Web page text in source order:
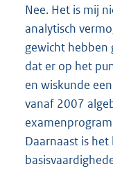
Nee. Het is mij
analytisch
gewicht hebben
dat er op het
en wiskunde
vanaf 2007
Daarnaast is